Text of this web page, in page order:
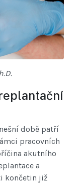
době patří
pracovních
akutního
a
končetin již